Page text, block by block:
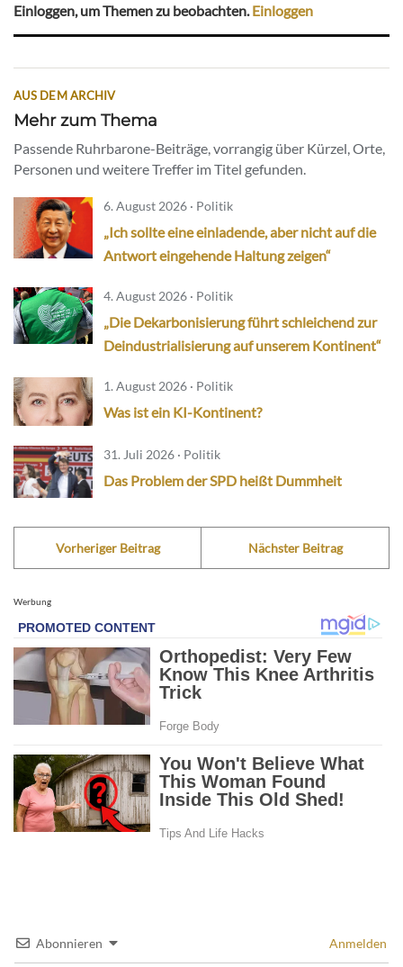
Einloggen, um Themen zu beobachten. Einloggen
AUS DEM ARCHIV
Mehr zum Thema
Passende Ruhrbarone-Beiträge, vorrangig über Kürzel, Orte,
Personen und weitere Treffer im Titel gefunden.
6. August 2026 · Politik
„Ich sollte eine einladende, aber nicht auf die
Antwort eingehende Haltung zeigen“
4. August 2026 · Politik
„Die Dekarbonisierung führt schleichend zur
Deindustrialisierung auf unserem Kontinent“
1. August 2026 · Politik
Was ist ein KI-Kontinent?
31. Juli 2026 · Politik
Das Problem der SPD heißt Dummheit
Vorheriger Beitrag Nächster Beitrag
Werbung
Abonnieren Anmelden